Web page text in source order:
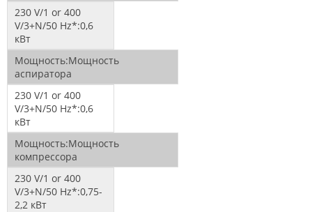
230 V/1 or 400
V/3+N/50 Hz*:0,6
кВт
Мощность:Мощность
аспиратора
230 V/1 or 400
V/3+N/50 Hz*:0,6
кВт
Мощность:Мощность
компрессора
230 V/1 or 400
V/3+N/50 Hz*:0,75-
2,2 кВт